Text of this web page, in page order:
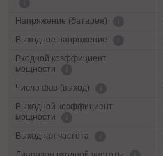
Напряжение (батарея)
Выходное напряжение
Входной коэффициент
мощности
Число фаз (выход)
Выходной коэффициент
мощности
Выходная частота